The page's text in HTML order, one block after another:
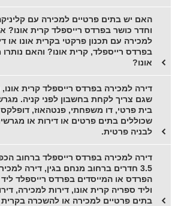
האם יש בתים פרטיים למכירה עם
וחדר כושר בפרדס רייספלד קרית אונו?
למכירה עם תכנון פרקטי בקרית אונו או
בפרדס רייספלד, קרית אונו? והאם
אונו?
דירה למכירה בפרדס רייספלד קרית אונו,
שגם צריך לקחת בחשבון לפני קניה.
בית פרטי, דו משפחתי, פנטהאוז, דופלקס
שכוללים בתים פרטים או דירות או
לבניה פרטית.
דירה למכירה בפרדס רייספלד ברחוב
3.5 חדרים ברחוב מנחם בגין, דירה
הפרדס או המייסדים בפרדס רייספלד
וליד ספריה קרית אונו, דירות למכירה,
בתים פרטיים למכירה או להשכרה בקרית